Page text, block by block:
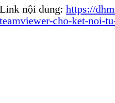
Link nội dung: https://
teamviewer-cho-ket-noi-